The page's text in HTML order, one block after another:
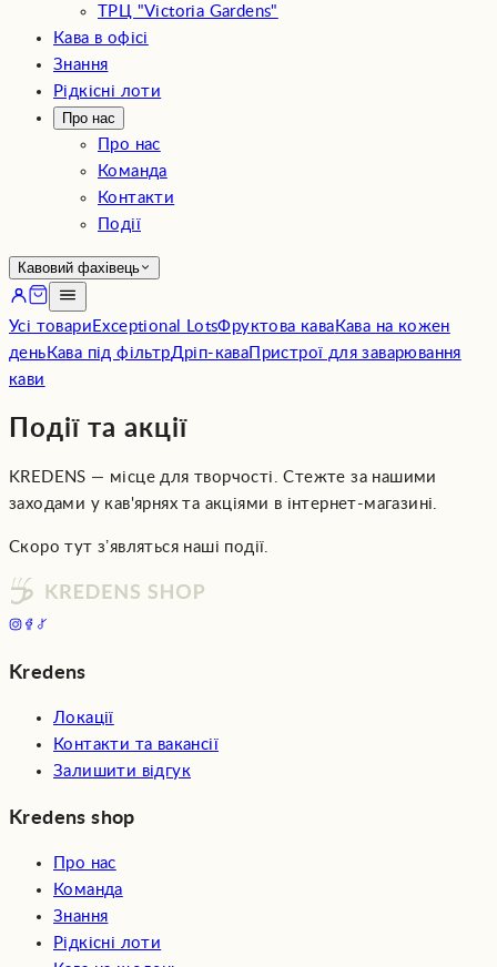
ТРЦ "Victoria Gardens"
Кава в офісі
Знання
Рідкісні лоти
Про нас
Про нас
Команда
Контакти
Події
Кавовий фахівець
Усі товари Exceptional LotsФруктова кава Кава на кожен
день Кава під фільтрДріп-кава Пристрої для заварювання
кави
Події та акції
KREDENS — місце для творчості. Стежте за нашими
заходами у кав'ярнях та акціями в інтернет-магазині.
Скоро тут зʼявляться наші події.
Kredens
Локації
Контакти та вакансії
Залишити відгук
Kredens shop
Про нас
Команда
Знання
Рідкісні лоти